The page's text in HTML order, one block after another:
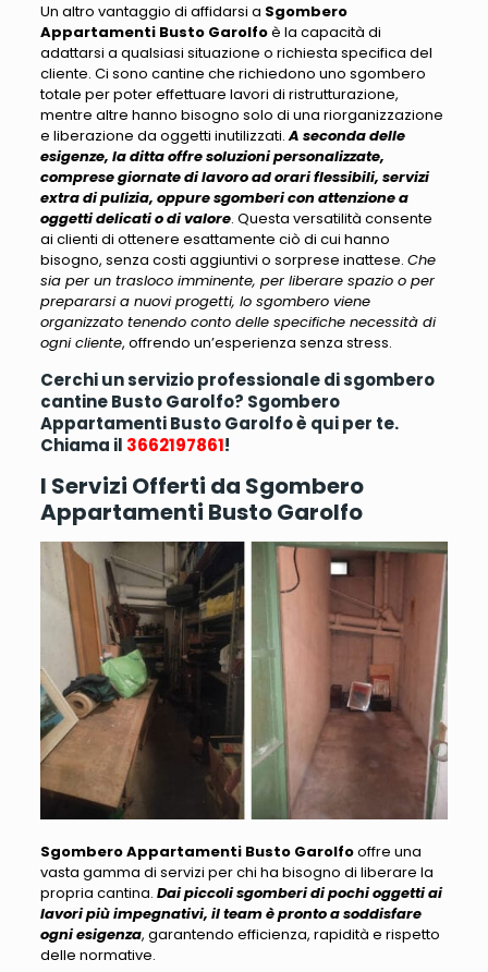
Un altro vantaggio di affidarsi a Sgombero
Appartamenti Busto Garolfoè la capacità di
adattarsi a qualsiasi situazione o richiesta specifica del
cliente. Ci sono cantine che richiedono uno sgombero
totale per poter effettuare lavori di ristrutturazione,
mentre altre hanno bisogno solo di una riorganizzazione
e liberazione da oggetti inutilizzati.A seconda delle
esigenze, la ditta offre soluzioni personalizzate,
comprese giornate di lavoro ad orari flessibili, servizi
extra di pulizia, oppure sgomberi con attenzione a
oggetti delicati o di valore. Questa versatilità consente
ai clienti di ottenere esattamente ciò di cui hanno
bisogno, senza costi aggiuntivi o sorprese inattese. Che
sia per un trasloco imminente, per liberare spazio o per
prepararsi a nuovi progetti, lo sgombero viene
organizzato tenendo conto delle specifiche necessità di
ogni cliente, offrendo un’esperienza senza stress.
Cerchi un servizio professionale di sgombero
cantine Busto Garolfo? Sgombero
Appartamenti Busto Garolfo è qui per te.
Chiama il 3662197861!
I Servizi Offerti da Sgombero
Appartamenti Busto Garolfo
Sgombero Appartamenti Busto Garolfooffre una
vasta gamma di servizi per chi ha bisogno di liberare la
propria cantina. Dai piccoli sgomberi di pochi oggetti ai
lavori più impegnativi, il team è pronto a soddisfare
ogni esigenza, garantendo efficienza, rapidità e rispetto
delle normative.